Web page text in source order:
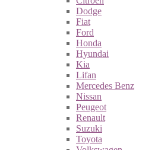
Dodge
Fiat
Ford
Honda
Hyundai
Kia
Lifan
Mercedes Benz
Nissan
Peugeot
Renault
Suzuki
Toyota